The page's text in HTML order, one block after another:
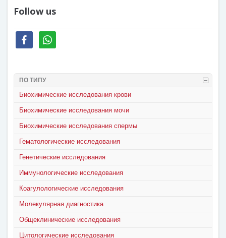
Follow us
facebookwhatsapp
ПО ТИПУ
Биохимические исследования крови
Биохимические исследования мочи
Биохимические исследования спермы
Гематологические исследования
Генетические исследования
Иммунологические исследования
Коагулологические исследования
Молекулярная диагностика
Общеклинические исследования
Цитологические исследования